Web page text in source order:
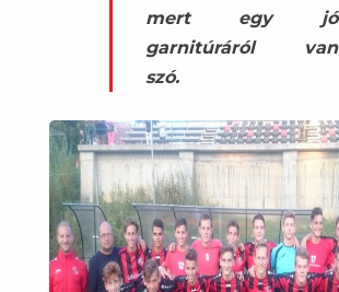
mert egy jó
garnitúráról van
szó.